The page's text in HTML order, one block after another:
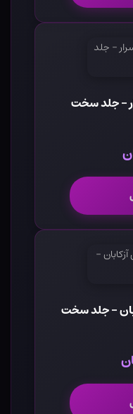
- جلد سخت
- جلد سخت